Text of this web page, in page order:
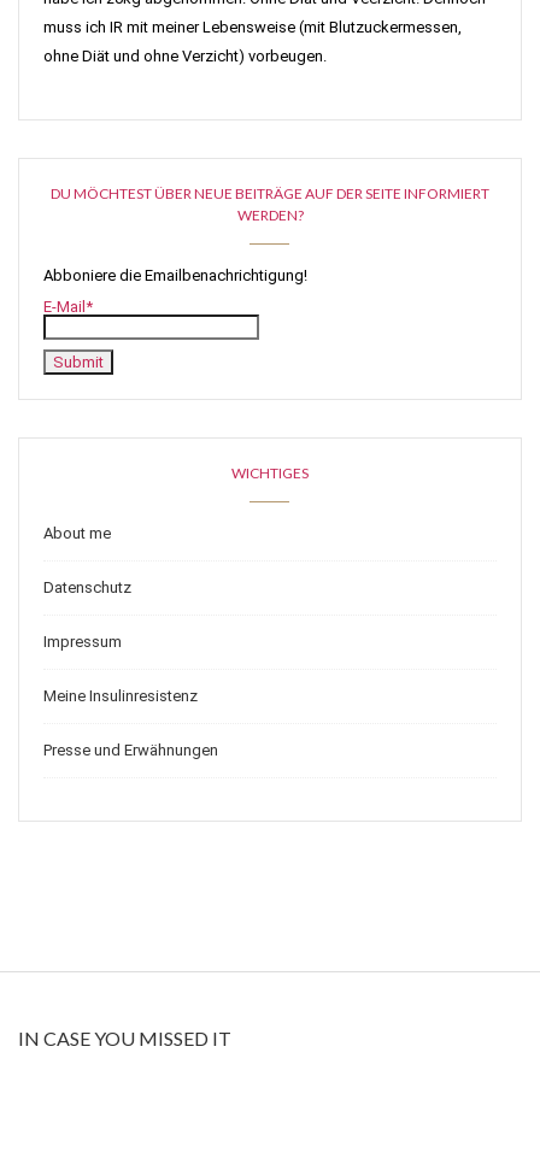
muss ich IR mit meiner Lebensweise (mit Blutzuckermessen,
ohne Diät und ohne Verzicht) vorbeugen.
DU MÖCHTEST ÜBER NEUE BEITRÄGE AUF DER SEITE INFORMIERT
WERDEN?
Abboniere die Emailbenachrichtigung!
E-Mail*
WICHTIGES
About me
Datenschutz
Impressum
Meine Insulinresistenz
Presse und Erwähnungen
IN CASE YOU MISSED IT